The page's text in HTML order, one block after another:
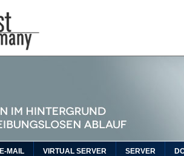
E-MAIL VIRTUAL SERVER SERVER